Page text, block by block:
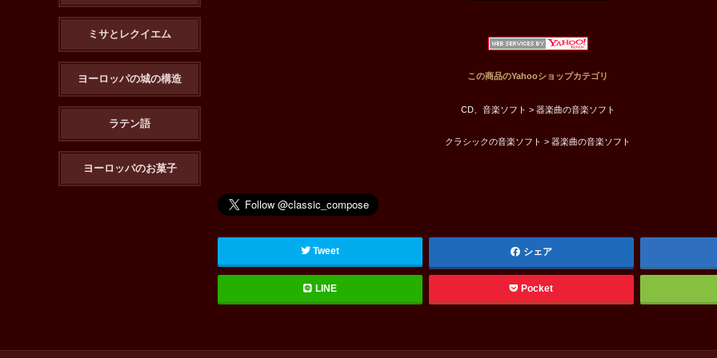
この商品のYahooショップカテゴリ
CD、音楽ソフト > 器楽曲の音楽ソフト
クラシックの音楽ソフト > 器楽曲の音楽ソフト
Tweet シェア
LINE Pocket
ミサとレクイエム
ヨーロッパの城の構造
ラテン語
ヨーロッパのお菓子